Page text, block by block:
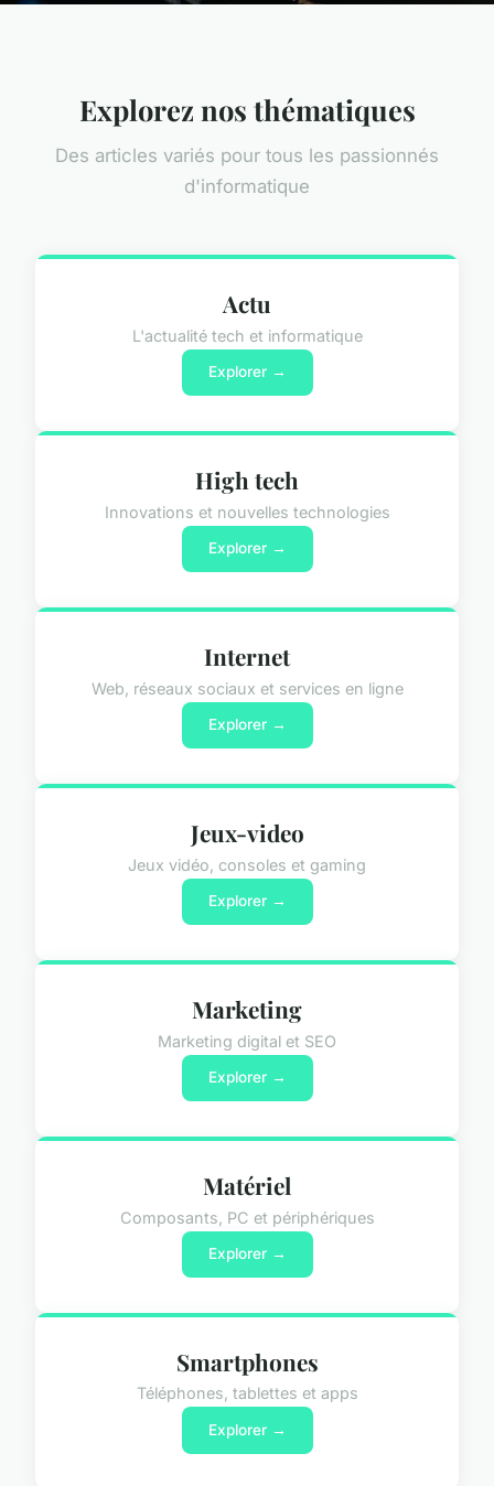
Explorez nos thématiques
Des articles variés pour tous les passionnés
d'informatique
Actu
L'actualité tech et informatique
Explorer →
High tech
Innovations et nouvelles technologies
Explorer →
Internet
Web, réseaux sociaux et services en ligne
Explorer →
Jeux-video
Jeux vidéo, consoles et gaming
Explorer →
Marketing
Marketing digital et SEO
Explorer →
Matériel
Composants, PC et périphériques
Explorer →
Smartphones
Téléphones, tablettes et apps
Explorer →